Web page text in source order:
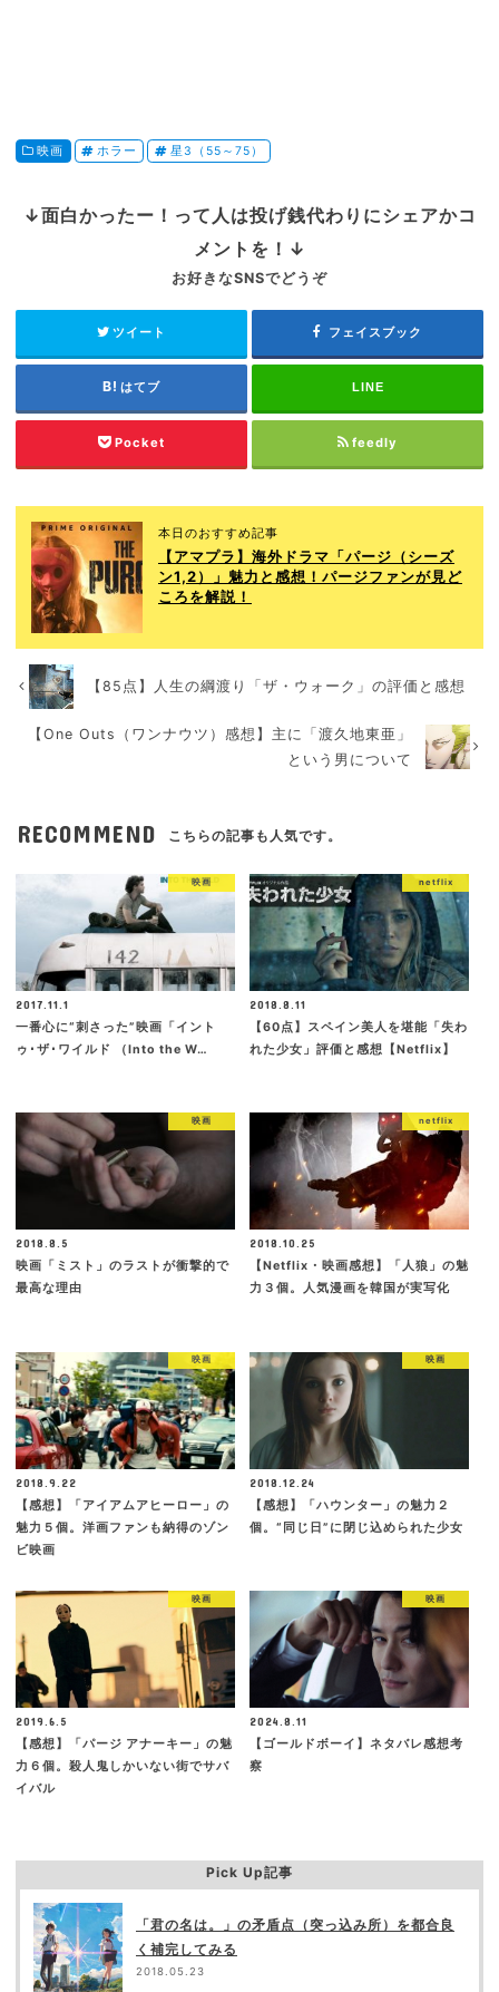
映画 ホラー 星3（55～75）
↓面白かったー！って人は投げ銭代わりにシェアかコ
メントを！↓
お好きなSNSでどうぞ
ツイート フェイスブック
はてブ LINE
Pocket feedly
本日のおすすめ記事
【アマプラ】海外ドラマ「パージ（シーズ
ン1,2）」魅力と感想！パージファンが見ど
ころを解説！
【85点】人生の綱渡り「ザ・ウォーク」の評価と感想
【One Outs（ワンナウツ）感想】主に「渡久地東亜」
という男について
RECOMMEND こちらの記事も人気です。
映画
2017.11.1
一番心に“刺さった”映画「イント
ゥ･ザ･ワイルド （Into the W…
netflix
2018.8.11
【60点】スペイン美人を堪能「失わ
れた少女」評価と感想【Netflix】
映画
2018.8.5
映画「ミスト」のラストが衝撃的で
最高な理由
netflix
2018.10.25
【Netflix・映画感想】「人狼」の魅
力３個。人気漫画を韓国が実写化
映画
2018.9.22
【感想】「アイアムアヒーロー」の
魅力５個。洋画ファンも納得のゾン
ビ映画
映画
2018.12.24
【感想】「ハウンター」の魅力２
個。“同じ日”に閉じ込められた少女
映画
2019.6.5
【感想】「パージ アナーキー」の魅
力６個。殺人鬼しかいない街でサバ
イバル
映画
2024.8.11
【ゴールドボーイ】ネタバレ感想考
察
Pick Up記事
「君の名は。」の矛盾点（突っ込み所）を都合良
く補完してみる
2018.05.23